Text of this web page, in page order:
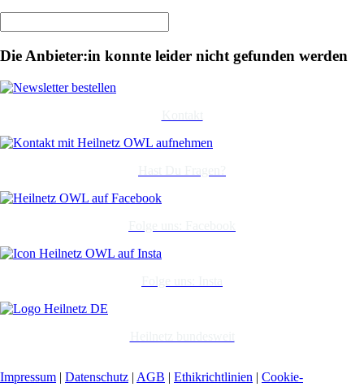
Die Anbieter:in konnte leider nicht gefunden werden
Impressum | Datenschutz | AGB | Ethikrichtlinien | Cookie-